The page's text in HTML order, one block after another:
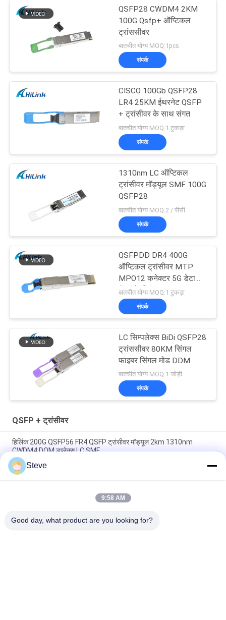
QSFP28 CWDM4 2KM
100G Qsfp+ ऑप्टिकल
ट्रांससीवर
बातचीत योग्य MOQ:1pcs
संपर्क
CISCO 100Gb QSFP28
LR4 25KM ईथरनेट QSFP
+ ट्रांसीवर के साथ संगत
बातचीत योग्य MOQ:1 टुकड़ा
संपर्क
1310nm LC ऑप्टिकल
ट्रांसीवर मॉड्यूल SMF 100G
QSFP28
बातचीत योग्य MOQ:2 / पीसी
संपर्क
QSFPDD DR4 400G
ऑप्टिकल ट्रांसीवर MTP
MPO12 कनेक्टर 5G डेटा
सेंटर के लिए
बातचीत योग्य MOQ:1 टुकड़ा
संपर्क
LC सिम्पलेक्स BiDi QSFP28
ट्रांससीवर 80KM सिंगल
फाइबर सिंगल मोड DDM
बातचीत योग्य MOQ:1 जोड़ी
संपर्क
QSFP + ट्रांसीवर
हिलिंक 200G QSFP56 FR4 QSFP ट्रांसीवर मॉड्यूल 2km 1310nm
CWDM4 DOM डुप्लेक्स LC SMF
दोहरी सीएस QSFP + ट्रांसीवर DWDM 80KM 100G SMF QSFP28-100G-
ZR4 FTTH के लिए
एलसी 30 केएम 40 जी ईआर 4 क्यूएसएफपी + ट्रांसीवर एलवीटीटीएल फाइबर
Steve
9:58 AM
Good day, what product are you looking for?